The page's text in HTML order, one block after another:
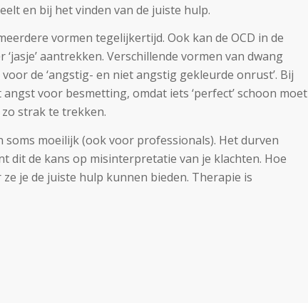
en bij het vinden van de juiste hulp.
vormen tegelijkertijd. Ook kan de OCD in de
aantrekken. Verschillende vormen van dwang
de ‘angstig- en niet angstig gekleurde onrust’. Bij
voor besmetting, omdat iets ‘perfect’ schoon moet
zo strak te trekken.
soms moeilijk (ook voor professionals). Het durven
dit de kans op misinterpretatie van je klachten. Hoe
je de juiste hulp kunnen bieden. Therapie is